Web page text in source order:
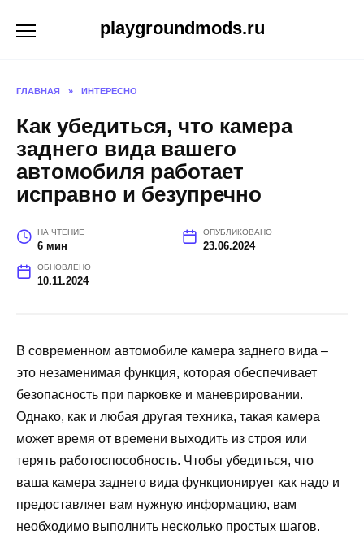
playgroundmods.ru
ГЛАВНАЯ » ИНТЕРЕСНО
Как убедиться, что камера
заднего вида вашего
автомобиля работает
исправно и безупречно
НА ЧТЕНИЕ
6 мин
ОПУБЛИКОВАНО
23.06.2024
ОБНОВЛЕНО
10.11.2024
В современном автомобиле камера заднего вида –
это незаменимая функция, которая обеспечивает
безопасность при парковке и маневрировании.
Однако, как и любая другая техника, такая камера
может время от времени выходить из строя или
терять работоспособность. Чтобы убедиться, что
ваша камера заднего вида функционирует как надо и
предоставляет вам нужную информацию, вам
необходимо выполнить несколько простых шагов.